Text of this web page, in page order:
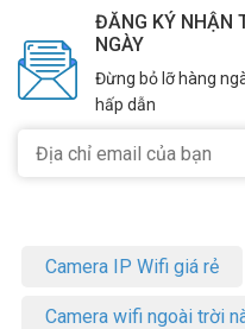
ĐĂNG KÝ NHẬN
NGÀY
Đừng bỏ lỡ hàng
hấp dẫn
Camera IP Wifi giá rẻ
Camera wifi ngoài trời